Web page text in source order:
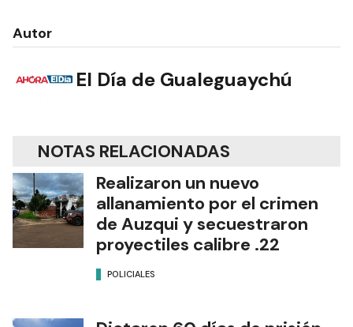
Autor
El Día de Gualeguaychú
NOTAS RELACIONADAS
Realizaron un nuevo
allanamiento por el crimen
de Auzqui y secuestraron
proyectiles calibre .22
POLICIALES